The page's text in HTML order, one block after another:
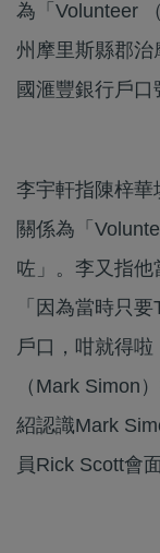
為「Volunteer
州摩里斯縣郡治
國滙豐銀行戶口
李宇軒指陳梓華
關係為「
咗」。李又指他
「因為當時只
戶口，咁就得
（Mark Simon
紹認識Mark
員Rick Scott會